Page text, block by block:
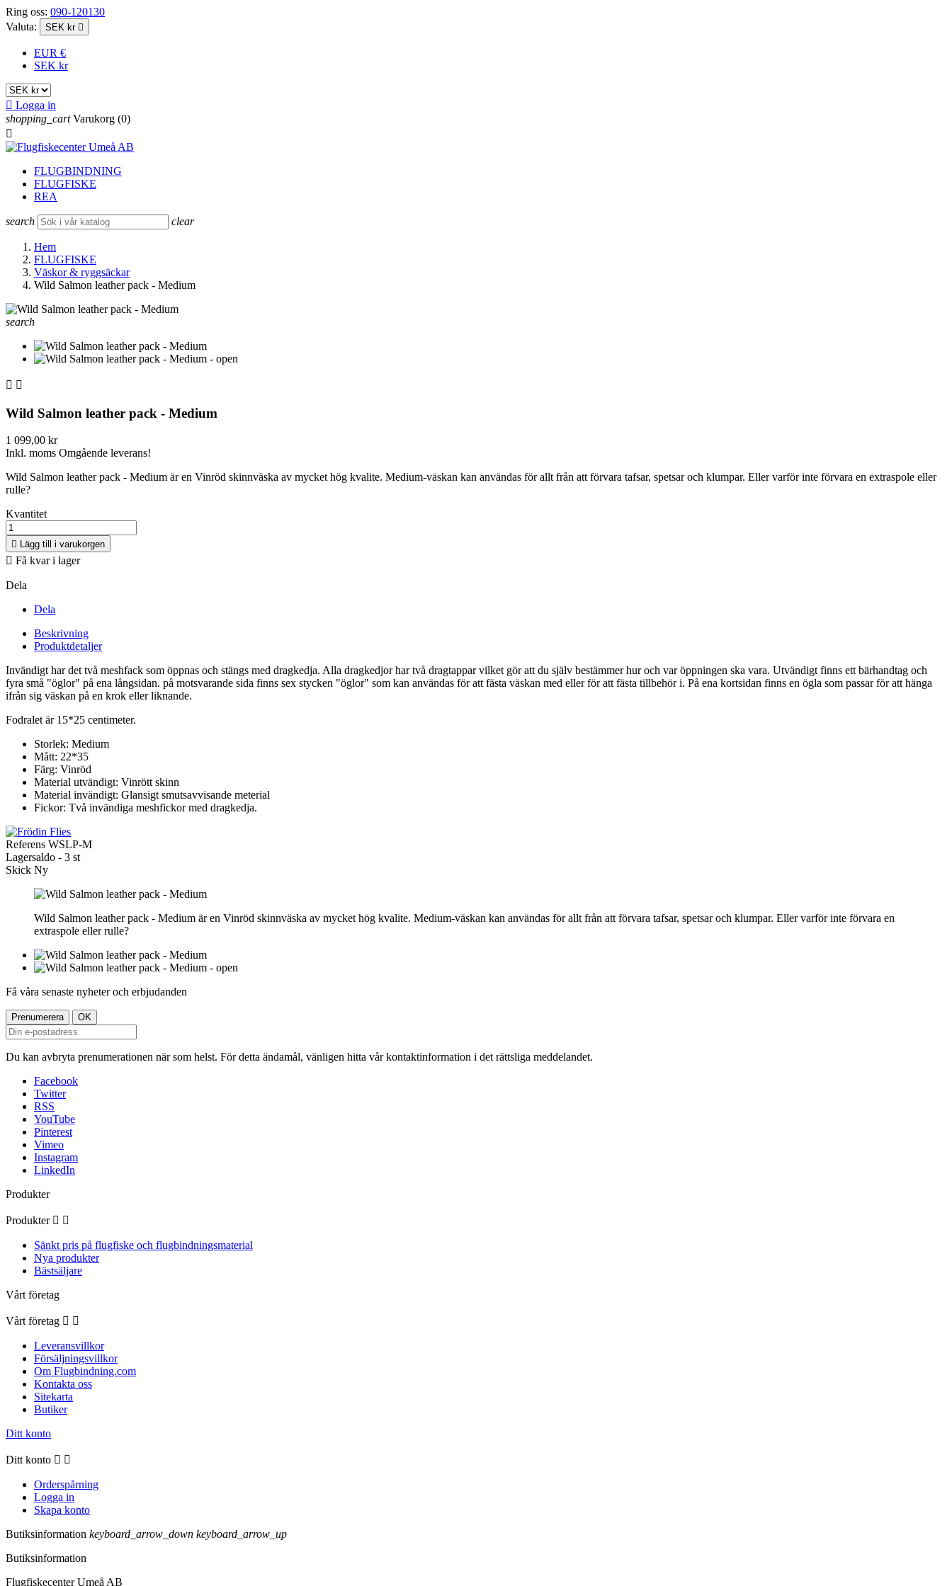
Ring oss: 090-120130
Valuta:
SEK kr 
EUR €
SEK kr
 Logga in
shopping_cart Varukorg (0)

FLUGBINDNING
FLUGFISKE
REA
search clear
Hem
FLUGFISKE
Väskor & ryggsäckar
Wild Salmon leather pack - Medium
search
 
Wild Salmon leather pack - Medium
1 099,00 kr
Inkl. moms Omgående leverans!
Wild Salmon leather pack - Medium är en Vinröd skinnväska av mycket hög kvalite. Medium-väskan kan användas för allt från att förvara tafsar, spetsar och klumpar. Eller varför inte förvara en extraspole eller
rulle?
Kvantitet
 Lägg till i varukorgen
 Få kvar i lager
Dela
Dela
Beskrivning
Produktdetaljer
Invändigt har det två meshfack som öppnas och stängs med dragkedja. Alla dragkedjor har två dragtappar vilket gör att du själv bestämmer hur och var öppningen ska vara. Utvändigt finns ett bärhandtag och
fyra små "öglor" på ena långsidan. på motsvarande sida finns sex stycken "öglor" som kan användas för att fästa väskan med eller för att fästa tillbehör i. På ena kortsidan finns en ögla som passar för att hänga
ifrån sig väskan på en krok eller liknande.
Fodralet är 15*25 centimeter.
Storlek: Medium
Mått: 22*35
Färg: Vinröd
Material utvändigt: Vinrött skinn
Material invändigt: Glansigt smutsavvisande meterial
Fickor: Två invändiga meshfickor med dragkedja.
Referens WSLP-M
Lagersaldo - 3 st
Skick Ny
Wild Salmon leather pack - Medium är en Vinröd skinnväska av mycket hög kvalite. Medium-väskan kan användas för allt från att förvara tafsar, spetsar och klumpar. Eller varför inte förvara en
extraspole eller rulle?
Få våra senaste nyheter och erbjudanden
Du kan avbryta prenumerationen när som helst. För detta ändamål, vänligen hitta vår kontaktinformation i det rättsliga meddelandet.
Facebook
Twitter
RSS
YouTube
Pinterest
Vimeo
Instagram
LinkedIn
Produkter
Produkter  
Sänkt pris på flugfiske och flugbindningsmaterial
Nya produkter
Bästsäljare
Vårt företag
Vårt företag  
Leveransvillkor
Försäljningsvillkor
Om Flugbindning.com
Kontakta oss
Sitekarta
Butiker
Ditt konto
Ditt konto  
Orderspårning
Logga in
Skapa konto
Butiksinformation keyboard_arrow_down keyboard_arrow_up
Butiksinformation
Flugfiskecenter Umeå AB